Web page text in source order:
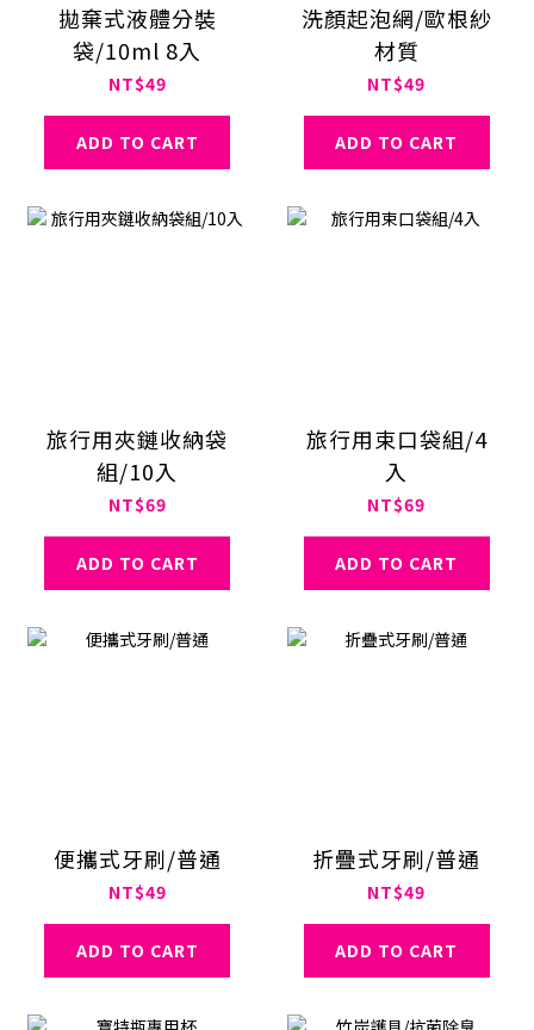
拋棄式液體分裝
袋/10ml 8入
NT$49
ADD TO CART
洗顏起泡網/歐根紗
材質
NT$49
ADD TO CART
旅行用夾鏈收納袋
組/10入
NT$69
ADD TO CART
旅行用束口袋組/4
入
NT$69
ADD TO CART
便攜式牙刷/普通
NT$49
ADD TO CART
折疊式牙刷/普通
NT$49
ADD TO CART